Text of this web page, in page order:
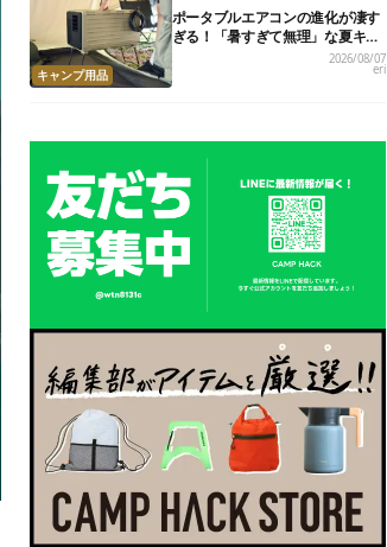
キャンプ用品
ポータブルエアコンの進化が凄す
ぎる！「暑すぎて無理」な夏キャ
ンプを激変させる最新5選2026/08/07
eri